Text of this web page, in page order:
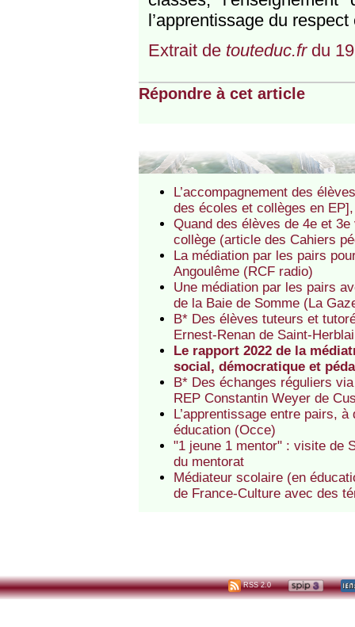
l’apprentissage du
Extrait de touteduc.frdu
Répondre à cet article
L’accompagnement des
des écoles et collèges en
Quand des élèves de 4e et
collège (article des Cahiers
La médiation par les pairs
Angoulême (RCF radio)
Une médiation par les pairs
de la Baie de Somme (La
B* Des élèves tuteurs et
Ernest-Renan de Saint-
Le rapport 2022 de la
social, démocratique et
B* Des échanges réguliers
REP Constantin Weyer de
L’apprentissage entre pairs,
éducation (Occe)
"1 jeune 1 mentor" : visite de
du mentorat
Médiateur scolaire (en
de France-Culture avec des
RSS 2.0